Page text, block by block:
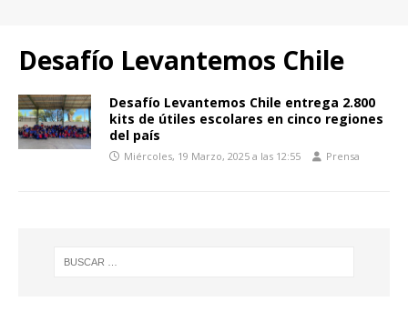
Desafío Levantemos Chile
Desafío Levantemos Chile entrega 2.800
kits de útiles escolares en cinco regiones
del país
Miércoles, 19 Marzo, 2025 a las 12:55 Prensa